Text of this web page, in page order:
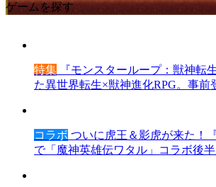
ゲームを探す
特集 『モンスターループ：獣神転
た異世界転生×獣神進化RPG。事前
コラボ ついに虎王＆影虎が来た！
で「魔神英雄伝ワタル」コラボ後半